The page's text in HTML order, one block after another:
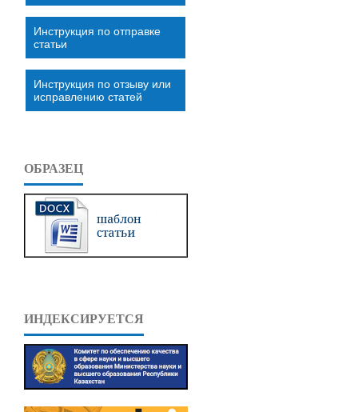
Инструкция по отправке
статьи
Инструкция по отзыву или
исправлению статей
ОБРАЗЕЦ
ИНДЕКСИРУЕТСЯ